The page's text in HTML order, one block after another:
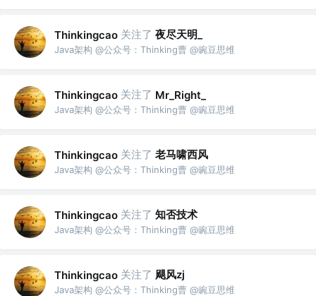
Thinkingcao 关注了 夜尽天明_
Java架构 @公众号：Thinking曹 @豌豆思维
Thinkingcao 关注了 Mr_Right_
Java架构 @公众号：Thinking曹 @豌豆思维
Thinkingcao 关注了 老马啸西风
Java架构 @公众号：Thinking曹 @豌豆思维
Thinkingcao 关注了 知否技术
Java架构 @公众号：Thinking曹 @豌豆思维
Thinkingcao 关注了 飓风zj
Java架构 @公众号：Thinking曹 @豌豆思维